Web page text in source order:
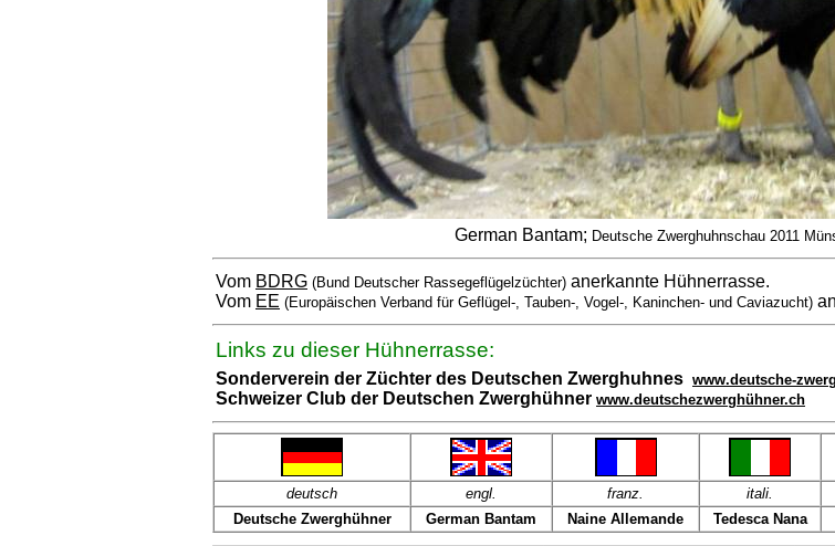
German Bantam; Deutsche Zwerghuhnschau 2011
Vom BDRG (Bund Deutscher Rassegeflügelzüchter) anerkannte Hühnerrasse.
Vom EE (Europäischen Verband für Geflügel-, Tauben-, Vogel-, Kaninchen- und Caviazucht)
Links zu dieser Hühnerrasse:
Sonderverein der Züchter des Deutschen Zwerghuhnes www.deutsche-
Schweizer Club der Deutschen Zwerghühner www.deutschezwerghühner.ch
deutsch engl. franz. itali.
Deutsche Zwerghühner
German Bantam Naine Allemande Tedesca Nana